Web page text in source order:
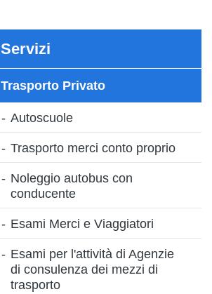
Servizi
Trasporto Privato
Autoscuole
Trasporto merci conto proprio
Noleggio autobus con
conducente
Esami Merci e Viaggiatori
Esami per l'attività di Agenzie
di consulenza dei mezzi di
trasporto